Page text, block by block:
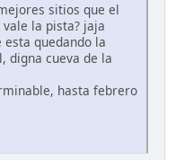
sitios que el
la pista? jaja
quedando la
digna cueva de la
hasta febrero